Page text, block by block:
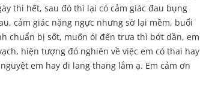
thì hết, sau đó thì lại có cảm giác đau bụng
cảm giác nặng ngực nhưng sờ lại mềm, buổi
chuẩn bị sốt, muốn ói đến trưa thì bớt dần, em
hiện tượng đó nghiên về việc em có thai hay
em hay đi lang thang lắm ạ. Em cảm ơn